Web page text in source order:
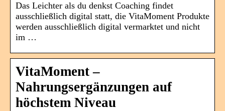
Das Leichter als du denkst Coaching findet
ausschließlich digital statt, die VitaMoment Produkte
werden ausschließlich digital vermarktet und nicht
im …
VitaMoment –
Nahrungsergänzungen auf
höchstem Niveau